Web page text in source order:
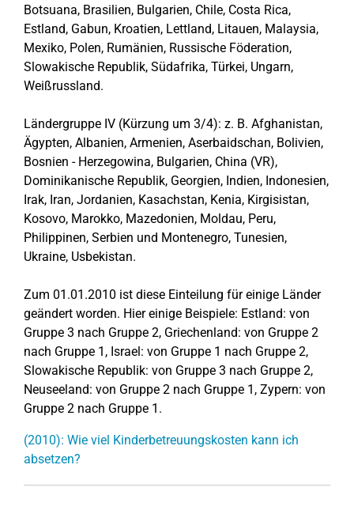
Botsuana, Brasilien, Bulgarien, Chile, Costa Rica,
Estland, Gabun, Kroatien, Lettland, Litauen, Malaysia,
Mexiko, Polen, Rumänien, Russische Föderation,
Slowakische Republik, Südafrika, Türkei, Ungarn,
Weißrussland.
Ländergruppe IV (Kürzung um 3/4): z. B. Afghanistan,
Ägypten, Albanien, Armenien, Aserbaidschan, Bolivien,
Bosnien - Herzegowina, Bulgarien, China (VR),
Dominikanische Republik, Georgien, Indien, Indonesien,
Irak, Iran, Jordanien, Kasachstan, Kenia, Kirgisistan,
Kosovo, Marokko, Mazedonien, Moldau, Peru,
Philippinen, Serbien und Montenegro, Tunesien,
Ukraine, Usbekistan.
Zum 01.01.2010 ist diese Einteilung für einige Länder
geändert worden. Hier einige Beispiele: Estland: von
Gruppe 3 nach Gruppe 2, Griechenland: von Gruppe 2
nach Gruppe 1, Israel: von Gruppe 1 nach Gruppe 2,
Slowakische Republik: von Gruppe 3 nach Gruppe 2,
Neuseeland: von Gruppe 2 nach Gruppe 1, Zypern: von
Gruppe 2 nach Gruppe 1.
(2010): Wie viel Kinderbetreuungskosten kann ich
absetzen?